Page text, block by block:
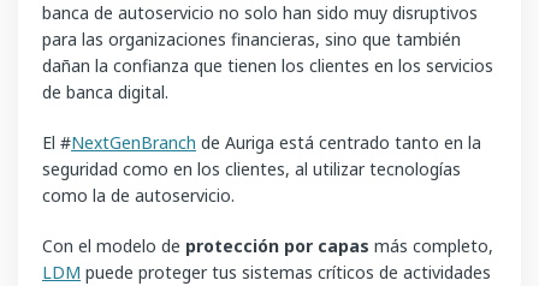
banca de autoservicio no solo han sido muy disruptivos
para las organizaciones financieras, sino que también
dañan la confianza que tienen los clientes en los servicios
de banca digital.
El #NextGenBranch de Auriga está centrado tanto en la
seguridad como en los clientes, al utilizar tecnologías
como la de autoservicio.
Con el modelo de protección por capas más completo,
LDM puede proteger tus sistemas críticos de actividades